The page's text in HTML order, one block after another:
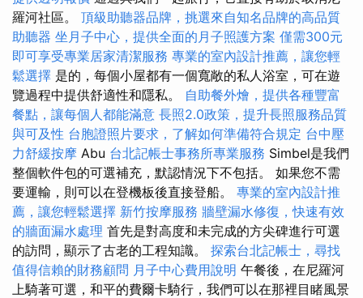
羅河社區。 頂級助聽器品牌，挑選來自知名品牌的高品質
助聽器 坐月子中心，提供全面的月子照護方案 僅需300元
即可享受專業居家清潔服務 專業的室內設計推薦，讓您輕
鬆選擇 是的，每個小屋都有一個寬敞的私人浴室，可在遊
覽過程中提供舒適性和隱私。 自助餐外燴，提供各種豐富
餐點，讓每個人都能滿意 長照2.0政策，提升長照服務品質
與可及性 台胞證照片要求，了解如何準備符合規定 台中壓
力舒緩按摩 Abu 台北記帳士事務所專業服務 Simbel是我們
整個軟件包的可選補充，默認情況下不包括。 如果您不需
要運輸，則可以在登機板後直接登船。 專業的室內設計推
薦，讓您輕鬆選擇 新竹按摩服務 牆壁漏水修復，快速有效
的牆面漏水處理 首先是對高度和未完成的方尖碑進行可選
的訪問，顯示了古老的工程知識。 探索台北記帳士，尋找
值得信賴的財務顧問 月子中心費用說明 午餐後，在尼羅河
上騎著可選，和平的費爾卡騎行，我們可以在那裡目睹風景